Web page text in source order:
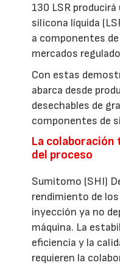
130 LSR
silicona líquida
a componentes
mercados
Con estas
abarca desde
desechables de
componentes de
La colaboración
del proceso
Sumitomo (SHI)
rendimiento de
inyección ya no
máquina. La
eficiencia y la
requieren la